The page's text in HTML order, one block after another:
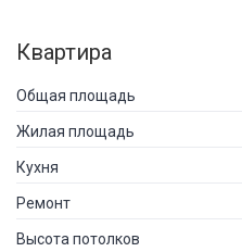
Квартира
Общая площадь
Жилая площадь
Кухня
Ремонт
Высота потолков